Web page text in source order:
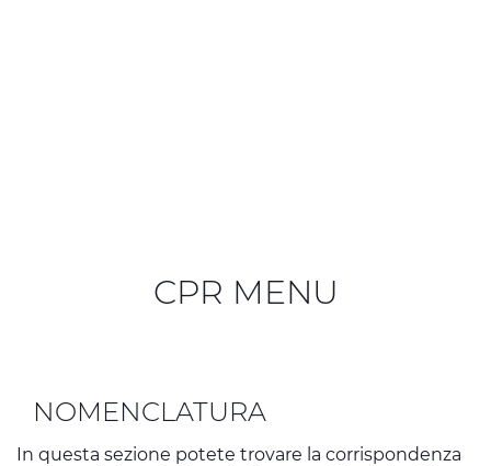
CPR MENU
NOMENCLATURA
In questa sezione potete trovare la corrispondenza